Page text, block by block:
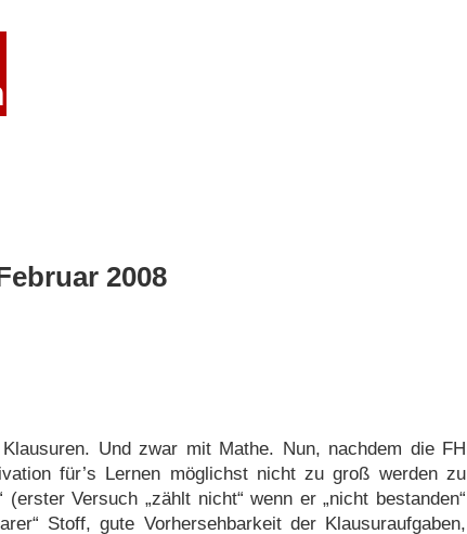
2008
Und zwar mit Mathe. Nun, nachdem die FH
für’s Lernen möglichst nicht zu groß werden zu
(erster Versuch „zählt nicht“ wenn er „nicht bestanden“
Stoff, gute Vorhersehbarkeit der Klausuraufgaben,